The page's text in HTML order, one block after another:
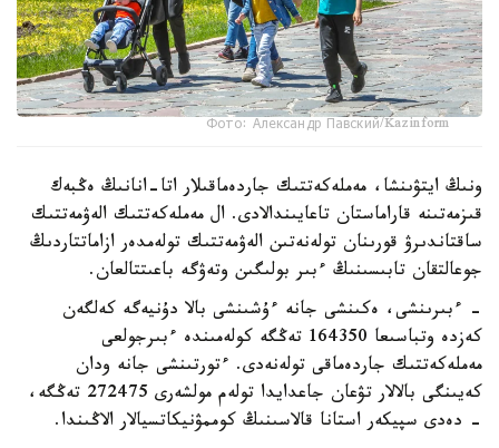
Фото: Александр Павский/Kazinform
ونىڭ ايتۋىنشا، مەملەكەتتىك جاردەماقىلار اتا-انانىڭ ەڭبەك
قىزمەتىنە قاراماستان تاعايىندالادى. ال مەملەكەتتىك الەۋمەتتىك
ساقتاندىرۋ قورىنان تولەنەتىن الەۋمەتتىك تولەمدەر ازاماتتاردىڭ
جوعالتقان تابىسىنىڭ ءبىر بولىگىن وتەۋگە باعىتتالعان.
- ءبىرىنشى، ەكىنشى جانە ءۇشىنشى بالا دۇنيەگە كەلگەن
كەزدە وتباسىعا 164350 تەڭگە كولەمىندە ءبىرجولعى
مەملەكەتتىك جاردەماقى تولەنەدى. ءتورتىنشى جانە ودان
كەيىنگى بالالار تۋعان جاعدايدا تولەم مولشەرى 272475 تەڭگە،
- دەدى سپيكەر استانا قالاسىنىڭ كوممۋنيكاتسيالار الاڭىندا.